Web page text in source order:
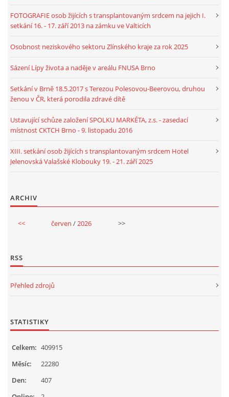
FOTOGRAFIE osob žijících s transplantovaným srdcem na jejich I.
setkání 16. - 17. září 2013 na zámku ve Valticích
Osobnost neziskového sektoru Zlínského kraje za rok 2025
Sázení Lípy života a naděje v areálu FNUSA Brno
Setkání v Brně 18.5.2017 s Terezou Polesovou-Beerovou, druhou
ženou v ČR, která porodila zdravé dítě
Ustavující schůze založení SPOLKU MARKÉTA, z.s. - zasedací
místnost CKTCH Brno - 9. listopadu 2016
XIII. setkání osob žijících s transplantovaným srdcem Hotel
Jelenovská Valašské Klobouky 19. - 21. září 2025
ARCHIV
<< červen /2026 >>
RSS
Přehled zdrojů
STATISTIKY
Celkem: 409915
Měsíc:
22280
Den:
407